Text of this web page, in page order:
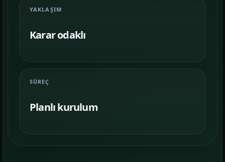
YAKLAŞIM
Karar odaklı
SÜREÇ
Planlı kurulum